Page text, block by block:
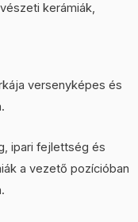
kerámiák,
versenyképes és
ipari fejlettség és
a vezető pozícióban